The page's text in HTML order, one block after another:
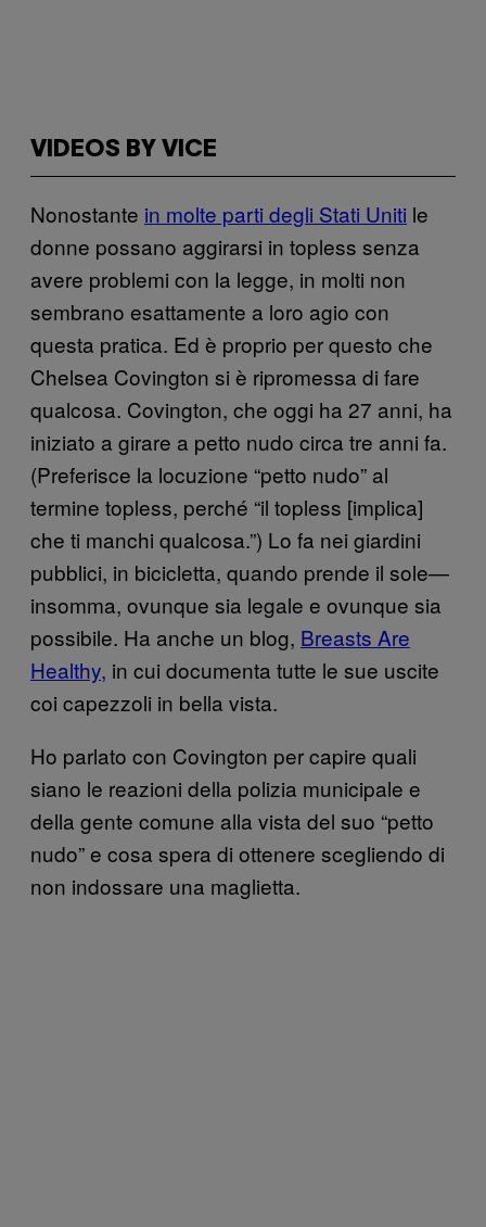
VIDEOS BY VICE
Nonostante in molte parti degli Stati Uniti le
donne possano aggirarsi in topless senza
avere problemi con la legge, in molti non
sembrano esattamente a loro agio con
questa pratica. Ed è proprio per questo che
Chelsea Covington si è ripromessa di fare
qualcosa. Covington, che oggi ha 27 anni, ha
iniziato a girare a petto nudo circa tre anni fa.
(Preferisce la locuzione “petto nudo” al
termine topless, perché “il topless [implica]
che ti manchi qualcosa.”) Lo fa nei giardini
pubblici, in bicicletta, quando prende il sole—
insomma, ovunque sia legale e ovunque sia
possibile. Ha anche un blog, Breasts Are
Healthy, in cui documenta tutte le sue uscite
coi capezzoli in bella vista.
Ho parlato con Covington per capire quali
siano le reazioni della polizia municipale e
della gente comune alla vista del suo “petto
nudo” e cosa spera di ottenere scegliendo di
non indossare una maglietta.